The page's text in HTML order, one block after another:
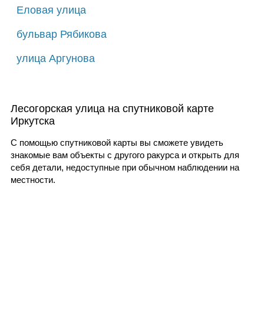
Еловая улица
бульвар Рябикова
улица Аргунова
Лесогорская улица на спутниковой карте
Иркутска
С помощью спутниковой карты вы сможете увидеть
знакомые вам объекты с другого ракурса и открыть для
себя детали, недоступные при обычном наблюдении на
местности.